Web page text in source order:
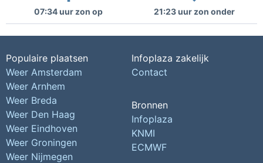
07:34 uur zon op 21:23 uur zon onder
Populaire plaatsen
Weer Amsterdam
Weer Arnhem
Weer Breda
Weer Den Haag
Weer Eindhoven
Weer Groningen
Weer Nijmegen
Infoplaza zakelijk
Contact
Bronnen
Infoplaza
KNMI
ECMWF